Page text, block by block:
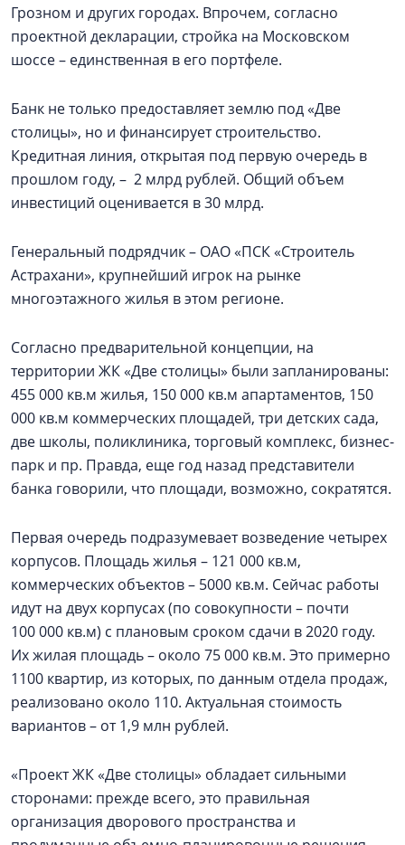
Грозном и других городах. Впрочем, согласно
проектной декларации, стройка на Московском
шоссе – единственная в его портфеле.
Банк не только предоставляет землю под «Две
столицы», но и финансирует строительство.
Кредитная линия, открытая под первую очередь в
прошлом году, – 2 млрд рублей. Общий объем
инвестиций оценивается в 30 млрд.
Генеральный подрядчик – ОАО «ПСК «Строитель
Астрахани», крупнейший игрок на рынке
многоэтажного жилья в этом регионе.
Согласно предварительной концепции, на
территории ЖК «Две столицы» были запланированы:
455 000 кв.м жилья, 150 000 кв.м апартаментов, 150
000 кв.м коммерческих площадей, три детских сада,
две школы, поликлиника, торговый комплекс, бизнес-
парк и пр. Правда, еще год назад представители
банка говорили, что площади, возможно, сократятся.
Первая очередь подразумевает возведение четырех
корпусов. Площадь жилья – 121 000 кв.м,
коммерческих объектов – 5000 кв.м. Сейчас работы
идут на двух корпусах (по совокупности – почти
100 000 кв.м) с плановым сроком сдачи в 2020 году.
Их жилая площадь – около 75 000 кв.м. Это примерно
1100 квартир, из которых, по данным отдела продаж,
реализовано около 110. Актуальная стоимость
вариантов – от 1,9 млн рублей.
«Проект ЖК «Две столицы» обладает сильными
сторонами: прежде всего, это правильная
организация дворового пространства и